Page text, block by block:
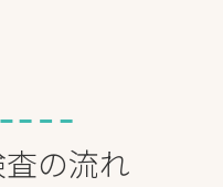
の流れ